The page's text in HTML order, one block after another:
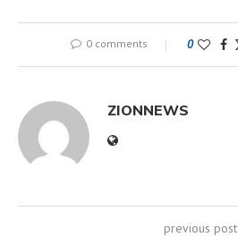
0 comments 0
ZIONNEWS
previous post